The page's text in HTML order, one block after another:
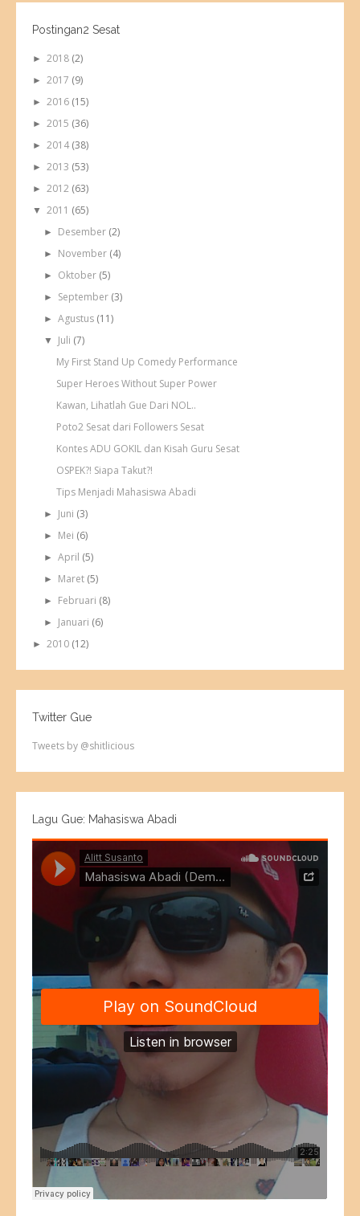
Postingan2 Sesat
► 2018 (2)
► 2017 (9)
► 2016 (15)
► 2015 (36)
► 2014 (38)
► 2013 (53)
► 2012 (63)
▼ 2011 (65)
► Desember (2)
► November (4)
► Oktober (5)
► September (3)
►Agustus (11)
▼ Juli (7)
My First Stand Up Comedy Performance
Super Heroes Without Super Power
Kawan, Lihatlah Gue Dari NOL..
Poto2 Sesat dari Followers Sesat
Kontes ADU GOKIL dan Kisah Guru Sesat
OSPEK?! Siapa Takut?!
Tips Menjadi Mahasiswa Abadi
► Juni (3)
► Mei (6)
►April (5)
► Maret (5)
► Februari (8)
► Januari (6)
► 2010 (12)
Twitter Gue
Tweets by @shitlicious
Lagu Gue: Mahasiswa Abadi